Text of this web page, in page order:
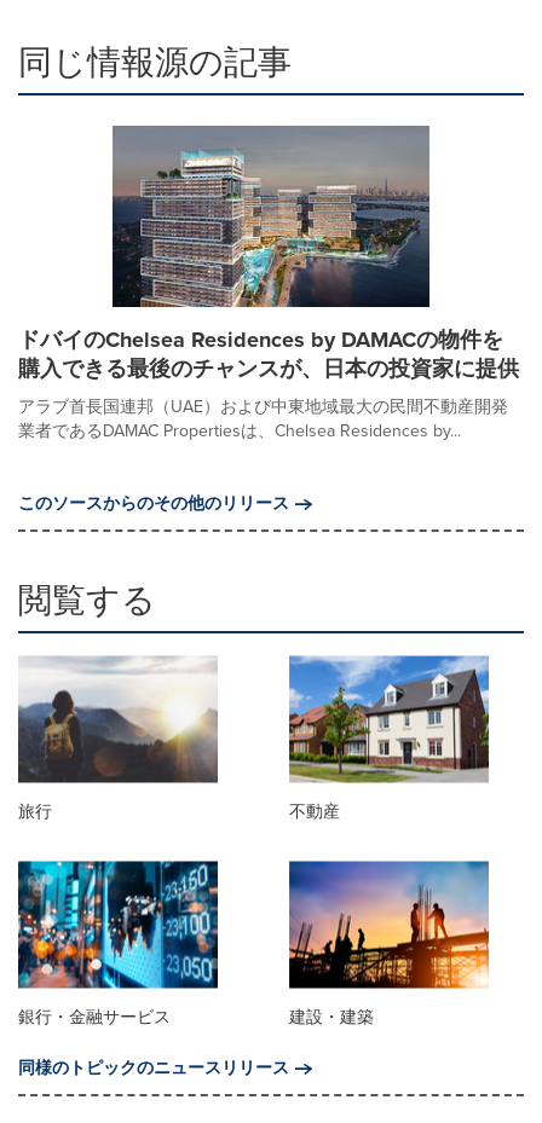
同じ情報源の記事
ドバイのChelsea Residences by DAMACの物件を
購入できる最後のチャンスが、日本の投資家に提供
アラブ首長国連邦（UAE）および中東地域最大の民間不動産開発
業者であるDAMAC Propertiesは、Chelsea Residences by...
このソースからのその他のリリース
閲覧する
旅行 不動産
銀行・金融サービス
建設・建築
同様のトピックのニュースリリース